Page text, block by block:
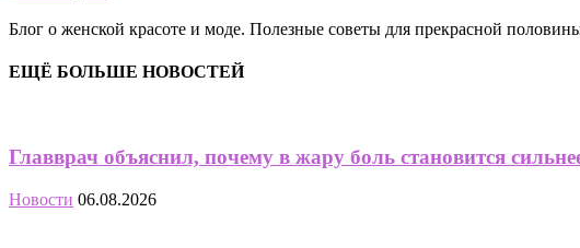
Блог о женской красоте и моде. Полезные советы для прекрасной
ЕЩЁ БОЛЬШЕ НОВОСТЕЙ
Главврач объяснил, почему в жару боль становится
Новости 06.08.2026